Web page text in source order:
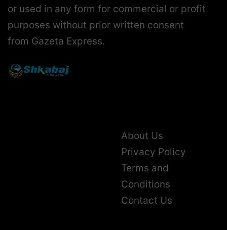
or used in any form for commercial or profit
purposes without prior written consent
from Gazeta Express.
About Us
Privacy Policy
Terms and
Conditions
Contact Us